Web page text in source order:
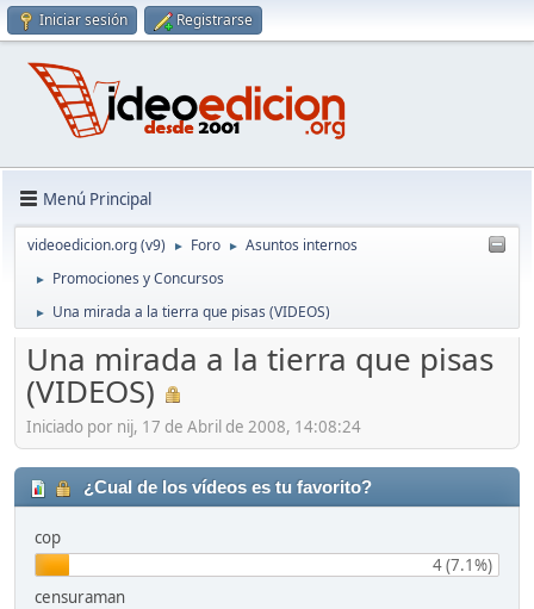
Iniciar sesión Registrarse
Menú Principal
videoedicion.org (v9) ► Foro ► Asuntos internos
► Promociones y Concursos
► Una mirada a la tierra que pisas (VIDEOS)
Una mirada a la tierra que pisas
(VIDEOS)
Iniciado por nij, 17 de Abril de 2008, 14:08:24
¿Cual de los vídeos es tu favorito?
cop
4 (7.1%)
censuraman